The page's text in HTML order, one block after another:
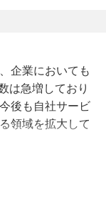
企業においても
は急増しており
後も自社サービ
領域を拡大して